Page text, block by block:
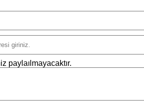
paylaılmayacaktır.